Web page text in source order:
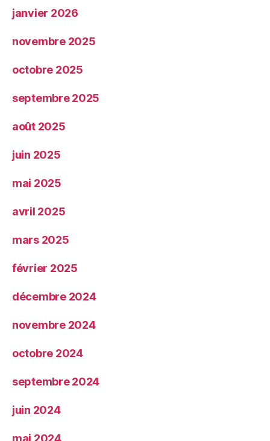
janvier 2026
novembre 2025
octobre 2025
septembre 2025
août 2025
juin 2025
mai 2025
avril 2025
mars 2025
février 2025
décembre 2024
novembre 2024
octobre 2024
septembre 2024
juin 2024
mai 2024